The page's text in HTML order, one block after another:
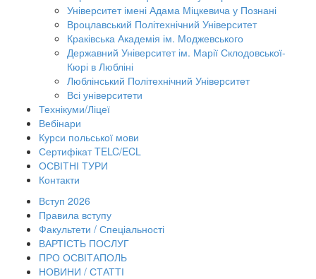
Університет імені Адама Міцкевича у Познані
Вроцлавський Політехнічний Університет
Краківська Академія ім. Моджевського
Державний Університет ім. Марії Склодовської-
Кюрі в Любліні
Люблінський Політехнічний Університет
Всі університети
Технікуми/Ліцеї
Вебінари
Курси польської мови
Сертифікат TELC/ECL
ОСВІТНІ ТУРИ
Контакти
Вступ 2026
Правила вступу
Факультети / Спеціальності
ВАРТІСТЬ ПОСЛУГ
ПРО ОСВІТАПОЛЬ
НОВИНИ / СТАТТІ